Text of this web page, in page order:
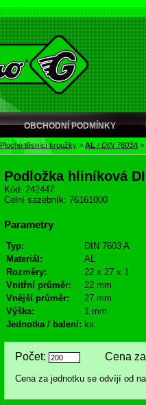
OBCHODNÍ PODMÍNKY
Ploché těsnící kroužky > AL / DIN 7603A >
Podložka hliníková
Kód: 242447
Celní sazebník: 76161000
Parametry
Typ:
DIN 7603 A
Materiál:
AL
Rozměry:
22 x 27 x 1
Vnitřní průměr:
22 mm
Vnější průměr:
27 mm
Výška:
1 mm
Jednotka / balení: ks
Počet: Cena za
Cena za jednotku se odvíjí od